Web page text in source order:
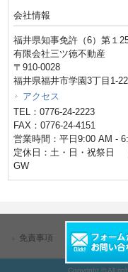
会社情報
福井県知事免許（6）第１
有限会社三ツ徳不動産
〒910-0028
福井県福井市学園3丁目1-22
アクセス
TEL：0776-24-2223
FAX：0776-24-4151
営業時間：平日9:00 AM -
定休日：土・日・祝祭日
GW
免責事項 個人情報保護
Copyright © All